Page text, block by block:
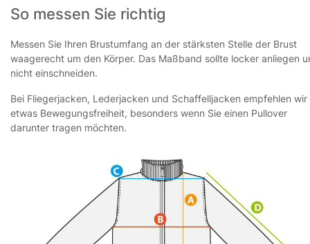
So messen Sie richtig
Messen Sie Ihren Brustumfang an der stärksten Stelle der Brust
waagerecht um den Körper. Das Maßband sollte locker anliegen
nicht einschneiden.
Bei Fliegerjacken, Lederjacken und Schaffelljacken empfehlen wir
etwas Bewegungsfreiheit, besonders wenn Sie einen Pullover
darunter tragen möchten.